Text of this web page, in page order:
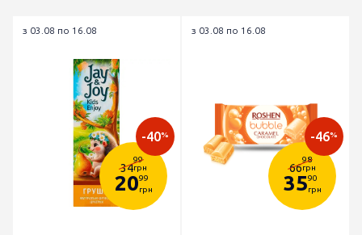
з 03.08 по 16.08
34
99
грн
2099
грн
-40%
з 03.08 по 16.08
66
98
грн
3590
грн
-46%